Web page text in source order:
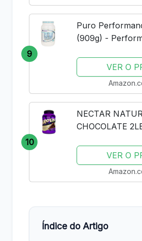
9
Puro
(909g) -
VER O
10
NECTAR
CHOCOLATE
ISOLADOVER O
Índice do Artigo